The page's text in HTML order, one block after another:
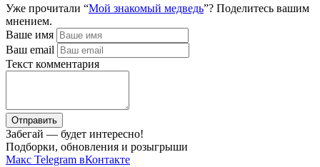
Уже прочитали “Мой знакомый медведь”? Поделитесь вашим
мнением.
Ваше имя
Ваш email
Текст комментария
Отправить
Забегай — будет интересно!
Подборки, обновления и розыгрыши
Макс Telegram вКонтакте